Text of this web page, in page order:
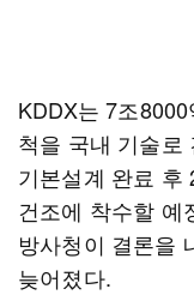
KDDX는 7조
척을 국내 기술로
기본설계 완료 후
건조에 착수할 예
방사청이 결론을
늦어졌다.